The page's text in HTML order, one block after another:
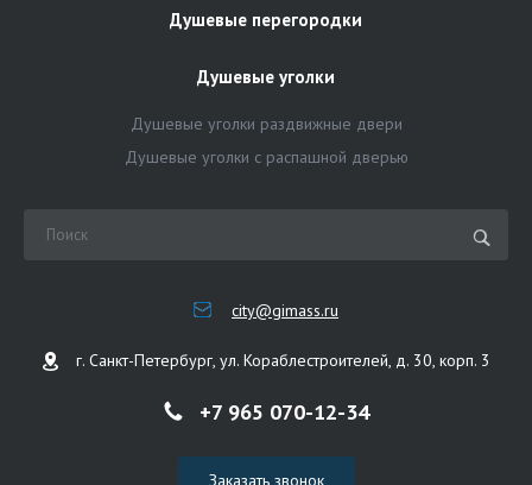
Душевые перегородки
Душевые уголки
Душевые уголки раздвижные двери
Душевые уголки с распашной дверью
city@gimass.ru
г. Санкт-Петербург, ул. Кораблестроителей, д. 30, корп. 3
+7 965 070-12-34
Заказать звонок